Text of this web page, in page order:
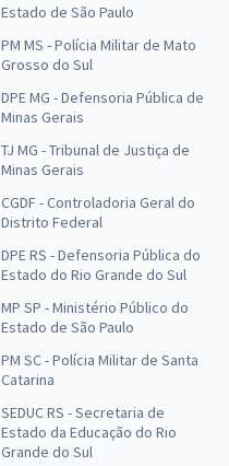
Estado de São Paulo
PM MS - Polícia Militar de Mato
Grosso do Sul
DPE MG - Defensoria Pública de
Minas Gerais
TJ MG - Tribunal de Justiça de
Minas Gerais
CGDF - Controladoria Geral do
Distrito Federal
DPE RS - Defensoria Pública do
Estado do Rio Grande do Sul
MP SP - Ministério Público do
Estado de São Paulo
PM SC - Polícia Militar de Santa
Catarina
SEDUC RS - Secretaria de
Estado da Educação do Rio
Grande do Sul